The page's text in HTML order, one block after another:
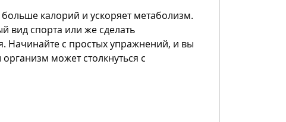
калорий и ускоряет метаболизм.
спорта или же сделать
Начинайте с простых упражнений, и вы
может столкнуться с